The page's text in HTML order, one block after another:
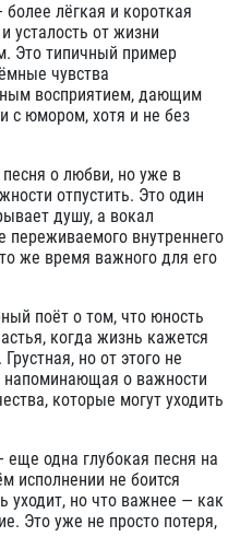
более лёгкая и короткая
усталость от жизни
Это типичный пример
чувства
восприятием, дающим
с юмором, хотя и не без
о любви, но уже в
отпустить. Это один
душу, а вокал
переживаемого внутреннего
же время важного для его
поёт о том, что юность
когда жизнь кажется
но от этого не
напоминающая о важности
которые могут уходить
еще одна глубокая песня на
исполнении не боится
уходит, но что важнее — как
Это уже не просто потеря,